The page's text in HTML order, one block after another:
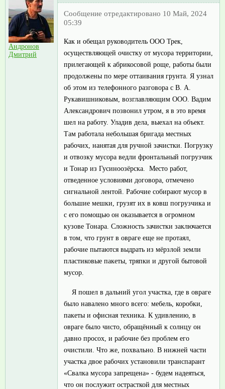
Андронов
Дмитрий
Сообщение отредактировано 10 Май, 2024
05:39
Как и обещал руководитель ООО Трек,
осуществляющей очистку от мусора территории,
прилегающей к абрикосовой роще, работы были
продолжены по мере оттаивания грунта. Я узнал
об этом из телефонного разговора с В. А.
Рукавишниковым, возглавляющим ООО. Вадим
Александрович позвонил утром, я в это время
шел на работу. Уладив дела, выехал на объект.
Там работала небольшая бригада местных
рабочих, нанятая для ручной зачистки. Погрузку
и отвозку мусора ведли фронтальный погрузчик
и Тонар из Гусиноозёрска. Место работ,
отведенное условиями договора, отмечено
сигнальной лентой. Рабочие собирают мусор в
большие мешки, грузят их в ковш погрузчика и
с его помощью он оказывается в огромном
кузове Тонара. Сложность зачистки заключается
в том, что грунт в овраге еще не протаял,
рабочие пытаются выдрать из мёрзлой земли
пластиковые пакеты, тряпки и другой бытовой
мусор.
Я пошел в дальний угол участка, где в овраге
было навалено много всего: мебель, коробки,
пакеты и офисная техника. К удивлению, в
овраге было чисто, обращённый к солнцу он
давно просох, и рабочие без проблем его
очистили. Что же, похвально. В нижней части
участка двое рабочих установили транспарант
«Свалка мусора запрещена» - будем надеяться,
что он послужит острасткой для местных